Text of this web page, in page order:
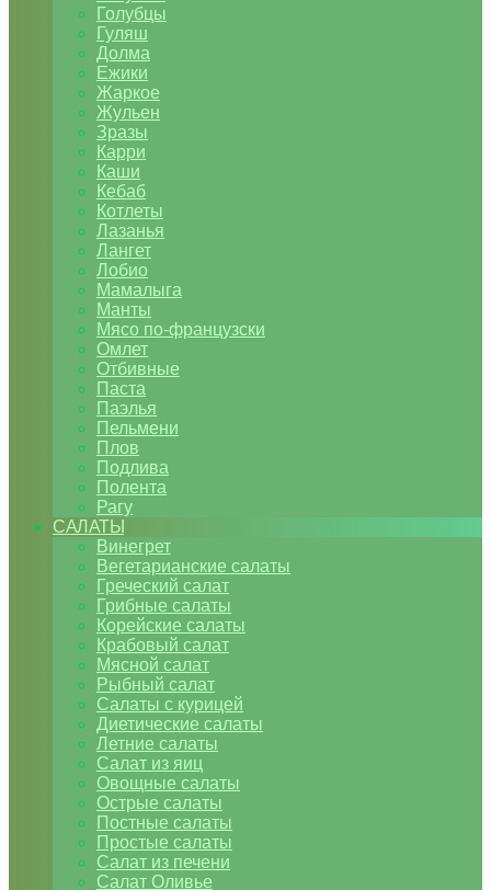
Голубцы
Гуляш
Долма
Ежики
Жаркое
Жульен
Зразы
Карри
Каши
Кебаб
Котлеты
Лазанья
Лангет
Лобио
Мамалыга
Манты
Мясо по-французски
Омлет
Отбивные
Паста
Паэлья
Пельмени
Плов
Подлива
Полента
Рагу
САЛАТЫ
Винегрет
Вегетарианские салаты
Греческий салат
Грибные салаты
Корейские салаты
Крабовый салат
Мясной салат
Рыбный салат
Салаты с курицей
Диетические салаты
Летние салаты
Салат из яиц
Овощные салаты
Острые салаты
Постные салаты
Простые салаты
Салат из печени
Салат Оливье